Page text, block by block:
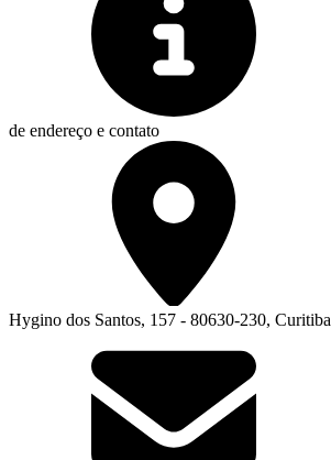
de endereço e contato
Hygino dos Santos, 157 - 80630-230, Curitiba